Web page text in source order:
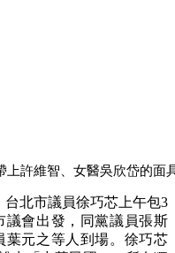
上許維智、女醫吳欣岱的面
北市議員徐巧芯上午包3
議會出發，同黨議員張斯
葉元之等人到場。徐巧芯